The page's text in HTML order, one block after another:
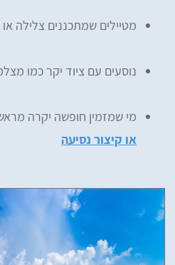
מטיילים שמתכננים צלילה או
נוסעים עם ציוד יקר כמו
מי שמזמין חופשה יקרה
או קיצור נסיעה